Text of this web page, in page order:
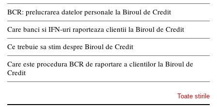
BCR: prelucrarea datelor personale la Biroul de Credit
Care banci si IFN-uri raporteaza clientii la Biroul de Credit
Ce trebuie sa stim despre Biroul de Credit
Care este procedura BCR de raportare a clientilor la Biroul de
Credit
Toate stirile